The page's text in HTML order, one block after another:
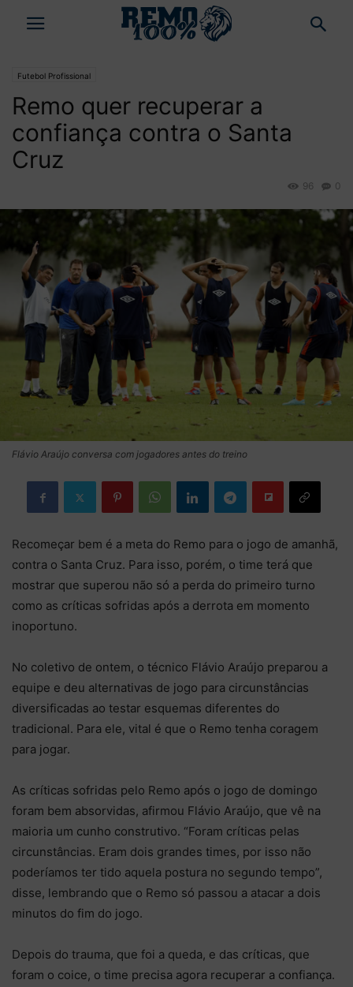
Futebol Profissional
Remo quer recuperar a
confiança contra o Santa
Cruz
0
96
Flávio Araújo conversa com jogadores antes do treino
Recomeçar bem é a meta do Remo para o jogo de amanhã,
contra o Santa Cruz. Para isso, porém, o time terá que
mostrar que superou não só a perda do primeiro turno
como as críticas sofridas após a derrota em momento
inoportuno.
No coletivo de ontem, o técnico Flávio Araújo preparou a
equipe e deu alternativas de jogo para circunstâncias
diversificadas ao testar esquemas diferentes do
tradicional. Para ele, vital é que o Remo tenha coragem
para jogar.
As críticas sofridas pelo Remo após o jogo de domingo
foram bem absorvidas, afirmou Flávio Araújo, que vê na
maioria um cunho construtivo. “Foram críticas pelas
circunstâncias. Eram dois grandes times, por isso não
poderíamos ter tido aquela postura no segundo tempo”,
disse, lembrando que o Remo só passou a atacar a dois
minutos do fim do jogo.
Depois do trauma, que foi a queda, e das críticas, que
foram o coice, o time precisa agora recuperar a confiança.